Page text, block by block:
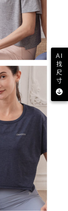
AI
找
尺
寸